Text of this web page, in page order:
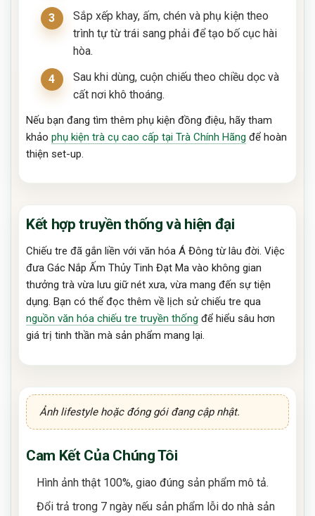
Sắp xếp khay, ấm, chén và phụ kiện theo
trình tự từ trái sang phải để tạo bố cục hài
hòa.
Sau khi dùng, cuộn chiếu theo chiều dọc và
cất nơi khô thoáng.
Nếu bạn đang tìm thêm phụ kiện đồng điệu, hãy tham
khảo phụ kiện trà cụ cao cấp tại Trà Chính Hãng để hoàn
thiện set-up.
Kết hợp truyền thống và hiện đại
Chiếu tre đã gắn liền với văn hóa Á Đông từ lâu đời. Việc
đưa Gác Nắp Ấm Thủy Tinh Đạt Ma vào không gian
thưởng trà vừa lưu giữ nét xưa, vừa mang đến sự tiện
dụng. Bạn có thể đọc thêm về lịch sử chiếu tre qua
nguồn văn hóa chiếu tre truyền thống để hiểu sâu hơn
giá trị tinh thần mà sản phẩm mang lại.
Ảnh lifestyle hoặc đóng gói đang cập nhật.
Cam Kết Của Chúng Tôi
Hình ảnh thật 100%, giao đúng sản phẩm mô tả.
Đổi trả trong 7 ngày nếu sản phẩm lỗi do nhà sản